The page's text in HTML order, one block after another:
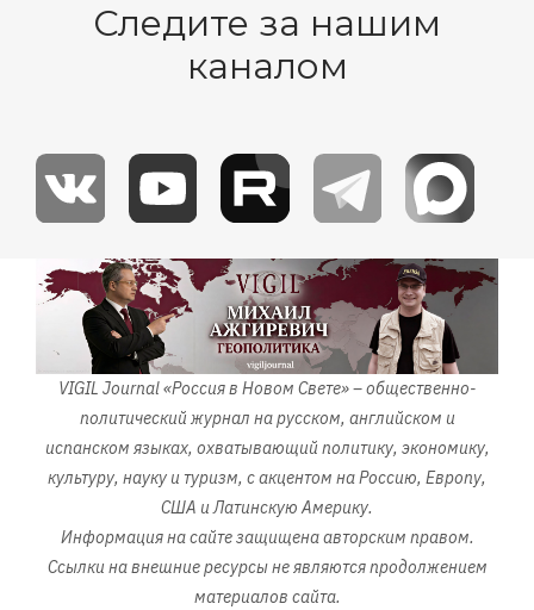
Следите за нашим
каналом
Изображение
VIGIL Journal «Россия в Новом Свете» – общественно-
политический журнал на русском, английском и
испанском языках, охватывающий политику, экономику,
культуру, науку и туризм, с акцентом на Россию, Европу,
США и Латинскую Америку.
Информация на сайте защищена авторским правом.
Ссылки на внешние ресурсы не являются продолжением
материалов сайта.